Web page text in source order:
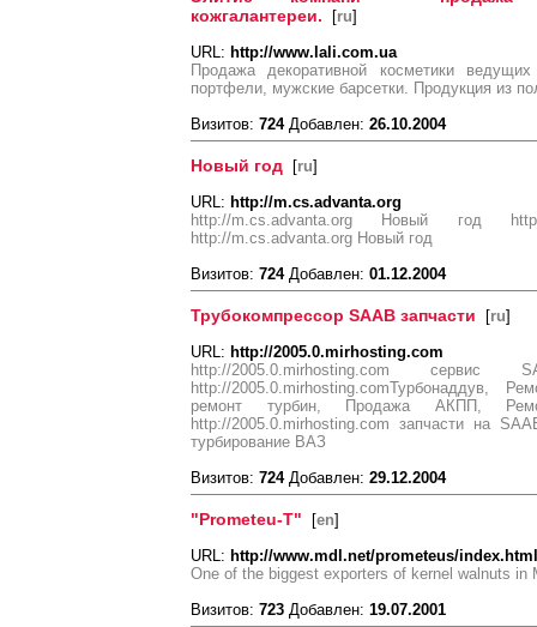
кожгалантереи. [ru]
URL: http://www.lali.com.ua
Продажа декоративной косметики
портфели, мужские барсетки. Продукция из
Визитов: 724Добавлен: 26.10.2004
Новый год [ru]
URL: http://m.cs.advanta.org
http://m.cs.advanta.org Новый год
http://m.cs.advanta.org Новый год
Визитов: 724Добавлен: 01.12.2004
Трубокомпрессор SAAB запчасти [ru]
URL: http://2005.0.mirhosting.com
http://2005.0.mirhosting.com
http://2005.0.mirhosting.comТурбонаддув,
ремонт турбин, Продажа АКПП,
http://2005.0.mirhosting.com запчасти на
турбирование ВАЗ
Визитов: 724Добавлен: 29.12.2004
"Prometeu-T" [en]
URL: http://www.mdl.net/prometeus/index.html
One of the biggest exporters of kernel walnuts in
Визитов: 723 Добавлен: 19.07.2001